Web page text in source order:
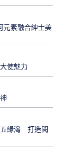
素融合紳士美
使魅力
五緣灣 打造閱